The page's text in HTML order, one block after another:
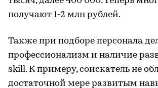
получают 1-2 млн рублей.
Также при подборе персонала
профессионализм и наличие
skill. К примеру, соискатель не
достаточной мере развитым